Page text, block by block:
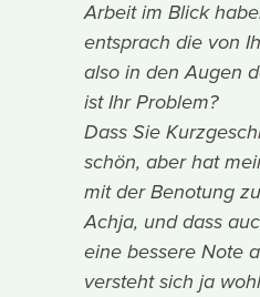
Arbeit im Blick
entsprach die von
also in den Augen
ist Ihr Problem?
Dass Sie
schön, aber hat
mit der Benotung
Achja, und dass
eine bessere Note
versteht sich ja